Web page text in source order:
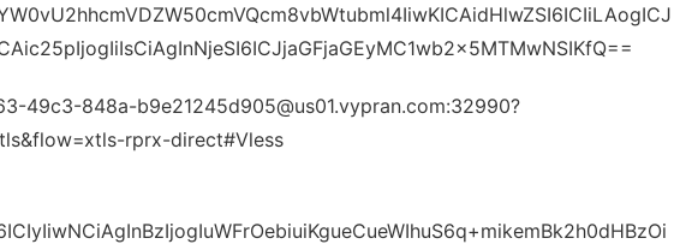
49c3-848a-b9e21245d905@us01.vypran.com:32990?
rprx-direct#Vless